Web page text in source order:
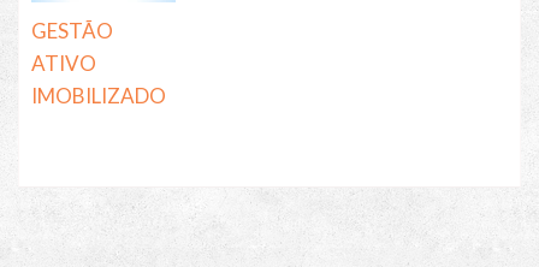
GESTÃO
ATIVO
IMOBILIZADO